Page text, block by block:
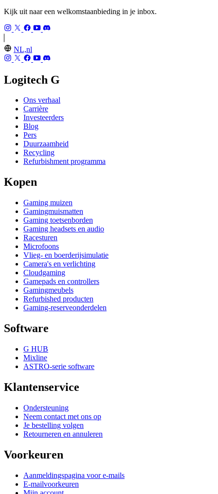
Kijk uit naar een welkomstaanbieding in je inbox.
NL,nl
Logitech G
Ons verhaal
Carrière
Investeerders
Blog
Pers
Duurzaamheid
Recycling
Refurbishment programma
Kopen
Gaming muizen
Gamingmuismatten
Gaming toetsenborden
Gaming headsets en audio
Racesturen
Microfoons
Vlieg- en boerderijsimulatie
Camera's en verlichting
Cloudgaming
Gamepads en controllers
Gamingmeubels
Refurbished producten
Gaming-reserveonderdelen
Software
G HUB
Mixline
ASTRO-serie software
Klantenservice
Ondersteuning
Neem contact met ons op
Je bestelling volgen
Retourneren en annuleren
Voorkeuren
Aanmeldingspagina voor e-mails
E-mailvoorkeuren